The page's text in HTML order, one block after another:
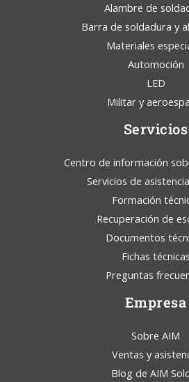
Alambre de
Barra de soldadura y
Materiales
Automoción
LED
Militar y
Servicios
Centro de información
Servicios de
Formación
Recuperación de
Documentos
Fichas técnicas
Preguntas
Empresa
Sobre AIM
Ventas y
Blog de AIM